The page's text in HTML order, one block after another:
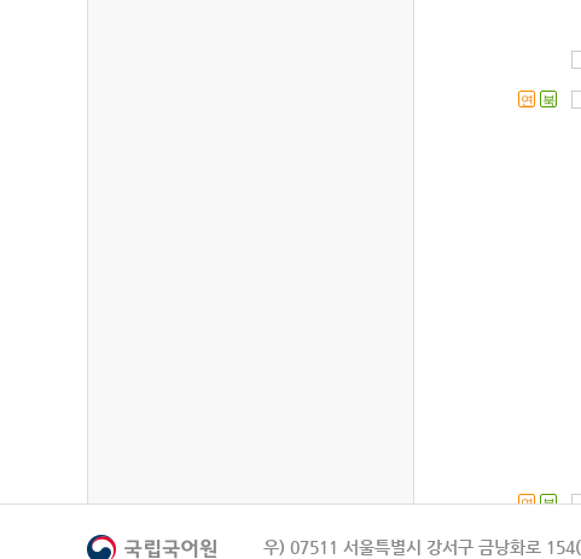
연 북
연 북
우) 07511 서울특별시 강서구 금낭화로